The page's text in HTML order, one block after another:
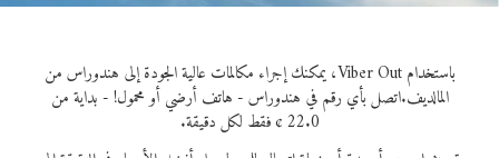
باستخدام Viber Out، يمكنك إجراء مكالمات عالية الجودة إلى هندوراس من
المالديف.اتصل بأي رقم في هندوراس - هاتف أرضي أو محمول! - بداية من
22.0 ¢ فقط لكل دقيقة.